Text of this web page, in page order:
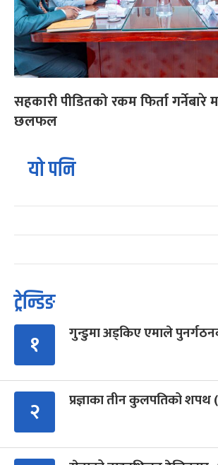
सहकारी पीडितको रकम फिर्ता गर्नेबारे
छलफल
यो पनि
ट्रेन्डिङ
१ गुन्डुमा अड्किए एमाले
२ प्रज्ञाका तीन कुलपतिको शपथ